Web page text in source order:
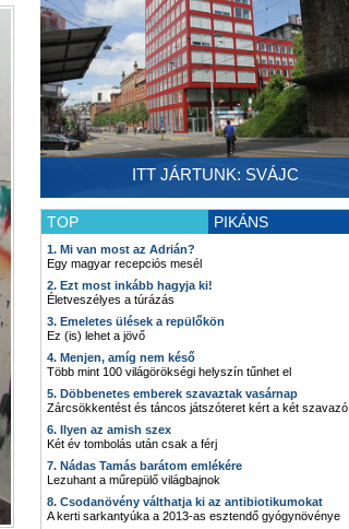
ITT JÁRTUNK: SVÁJC
TOP PIKÁNS
1. Mi van most az Adrián?
Egy magyar recepciós mesél
2. Ezt most inkább hagyja ki!
Életveszélyes a túrázás
3. Emeletes ülések a repülőkön
Ez (is) lehet a jövő
4. Menjen, amíg nem késő
Több mint 100 világörökségi helyszín tűnhet el
5. Döbbenetes emberek szavaztak vasárnap
Zárcsökkentést és táncos játszóteret kért a két szavazó
6. Ilyen az amish szex
Két év tombolás után csak a férj
7. Nádas Tamás barátom emlékére
Lezuhant a műrepülő világbajnok
8. Csodanövény válthatja ki az antibiotikumokat
A kerti sarkantyúka a 2013-as esztendő gyógynövénye